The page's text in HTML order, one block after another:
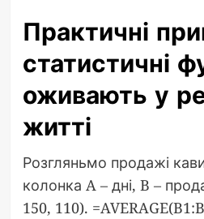
Практичні
статистичні
оживають у
житті
Розгляньмо продажі кави
колонка A – дні, B –
150, 110).